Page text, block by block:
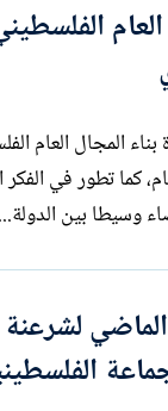
بناء المجال
الوطني الفلسطيني. فالمجال
وسيطا بين الدولة...
لشرعنة